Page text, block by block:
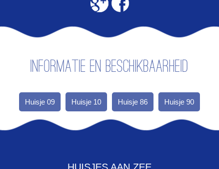
Informatie en beschikbaarheid
Huisje 09 Huisje 10 Huisje 86 Huisje 90